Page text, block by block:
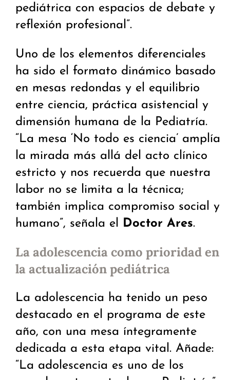
pediátrica con espacios de debate y
reflexión profesional”.
Uno de los elementos diferenciales
ha sido el formato dinámico basado
en mesas redondas y el equilibrio
entre ciencia, práctica asistencial y
dimensión humana de la Pediatría.
“La mesa ‘No todo es ciencia’ amplía
la mirada más allá del acto clínico
estricto y nos recuerda que nuestra
labor no se limita a la técnica;
también implica compromiso social y
humano”, señala el Doctor Ares.
La adolescencia como prioridad en
la actualización pediátrica
La adolescencia ha tenido un peso
destacado en el programa de este
año, con una mesa íntegramente
dedicada a esta etapa vital. Añade:
“La adolescencia es uno de los